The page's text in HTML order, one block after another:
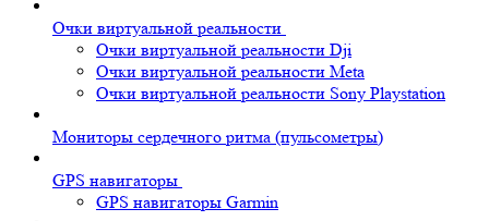
Очки виртуальной реальности
Очки виртуальной реальности Dji
Очки виртуальной реальности Meta
Очки виртуальной реальности Sony Playstation
Мониторы сердечного ритма (пульсометры)
GPS навигаторы
GPS навигаторы Garmin